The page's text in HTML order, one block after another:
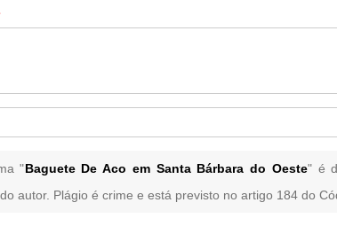
"Baguete De Aco em Santa Bárbara do Oeste" é
autor. Plágio é crime e está previsto no artigo 184 do